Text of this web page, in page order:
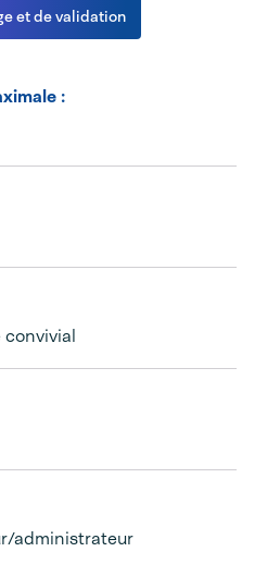
et de validation
:
convivial
administrateur